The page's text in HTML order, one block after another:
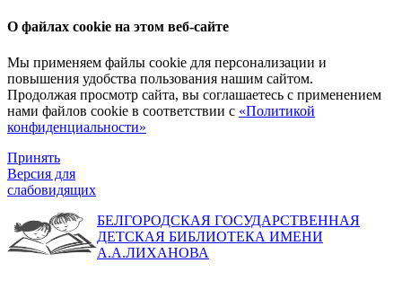
О файлах cookie на этом веб-сайте
Мы применяем файлы cookie для персонализации и
повышения удобства пользования нашим сайтом.
Продолжая просмотр сайта, вы соглашаетесь с применением
нами файлов cookie в соответствии с «Политикой
конфиденциальности»
Принять
Версия для
слабовидящих
БЕЛГОРОДСКАЯ ГОСУДАРСТВЕННАЯ
ДЕТСКАЯ БИБЛИОТЕКА ИМЕНИ
А.А.ЛИХАНОВА